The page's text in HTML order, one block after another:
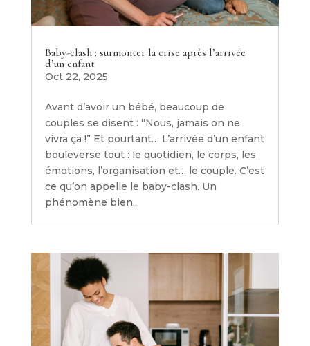
Baby-clash : surmonter la crise après l’arrivée
d’un enfant
Oct 22, 2025
Avant d’avoir un bébé, beaucoup de
couples se disent : “Nous, jamais on ne
vivra ça !” Et pourtant… L’arrivée d’un enfant
bouleverse tout : le quotidien, le corps, les
émotions, l’organisation et… le couple. C’est
ce qu’on appelle le baby-clash. Un
phénomène bien...